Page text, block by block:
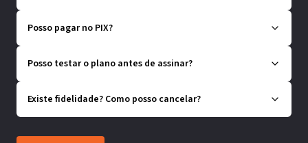
Posso pagar no PIX?
Posso testar o plano antes de assinar?
Existe fidelidade? Como posso cancelar?